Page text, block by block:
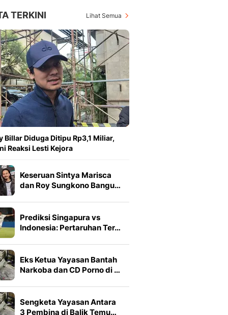
TERKINI Lihat Semua
Billar Diduga Ditipu Rp3,1 Miliar,
Reaksi Lesti Kejora
Keseruan Sintya Marisca
dan Roy Sungkono Bangu…
Prediksi Singapura vs
Indonesia: Pertaruhan Ter…
Eks Ketua Yayasan Bantah
Narkoba dan CD Porno di …
Sengketa Yayasan Antara
3 Pembina di Balik Temu…